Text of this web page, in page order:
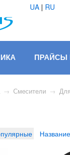
UA | RU
ПРАЙСЫ
→ Смесители →
Название